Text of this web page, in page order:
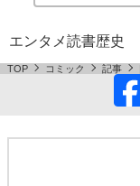
エンタメ読書歴史
TOP コミック 記事